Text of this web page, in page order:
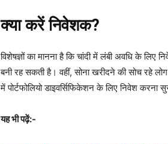
क्या करें निवेशक?
विशेषज्ञों का मानना है कि चांदी में लंबी अवधि के लिए
बनी रह सकती है। वहीं, सोना खरीदने की सोच रहे लोग
में पोर्टफोलियो डाइवर्सिफिकेशन के लिए निवेश करना
यह भी पढ़ें:-